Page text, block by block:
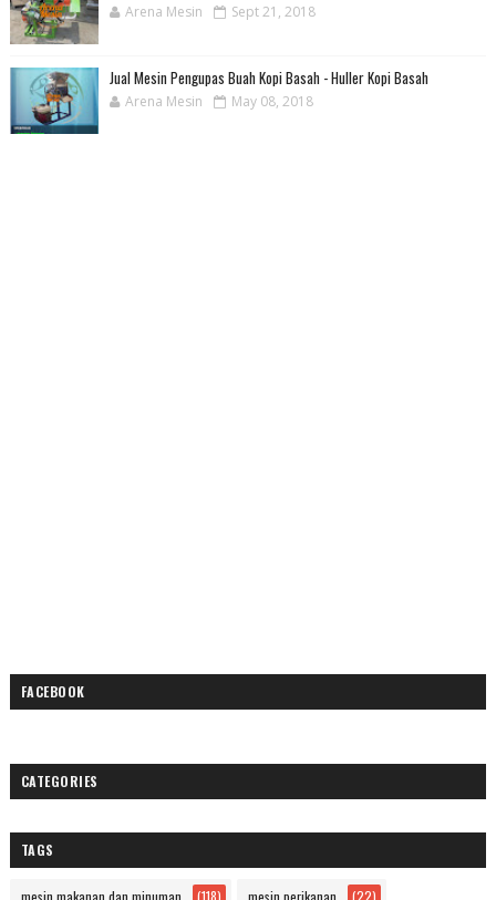
Arena Mesin Sept 21, 2018
Jual Mesin Pengupas Buah Kopi Basah - Huller Kopi Basah
Arena Mesin May 08, 2018
FACEBOOK
CATEGORIES
TAGS
mesin makanan dan minuman (118) mesin perikanan (22)